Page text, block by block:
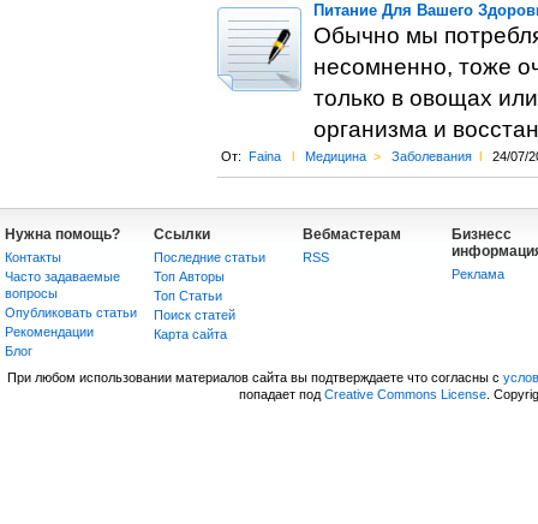
Питание Для Вашего
Обычно мы
несомненно, тоже
только в овощах
организма и
От: Faina l Медицина > Заболевания l 24/07/
Нужна помощь?
Контакты
Часто задаваемые
вопросы
Опубликовать статьи
Рекомендации
Блог
Ссылки
Последние статьи
Топ Авторы
Топ Статьи
Поиск статей
Карта сайта
Вебмастерам
RSS
Бизнесс
Реклама
При любом использовании материалов сайта вы подтверждаете что согласны с
попадает под Creative Commons License.